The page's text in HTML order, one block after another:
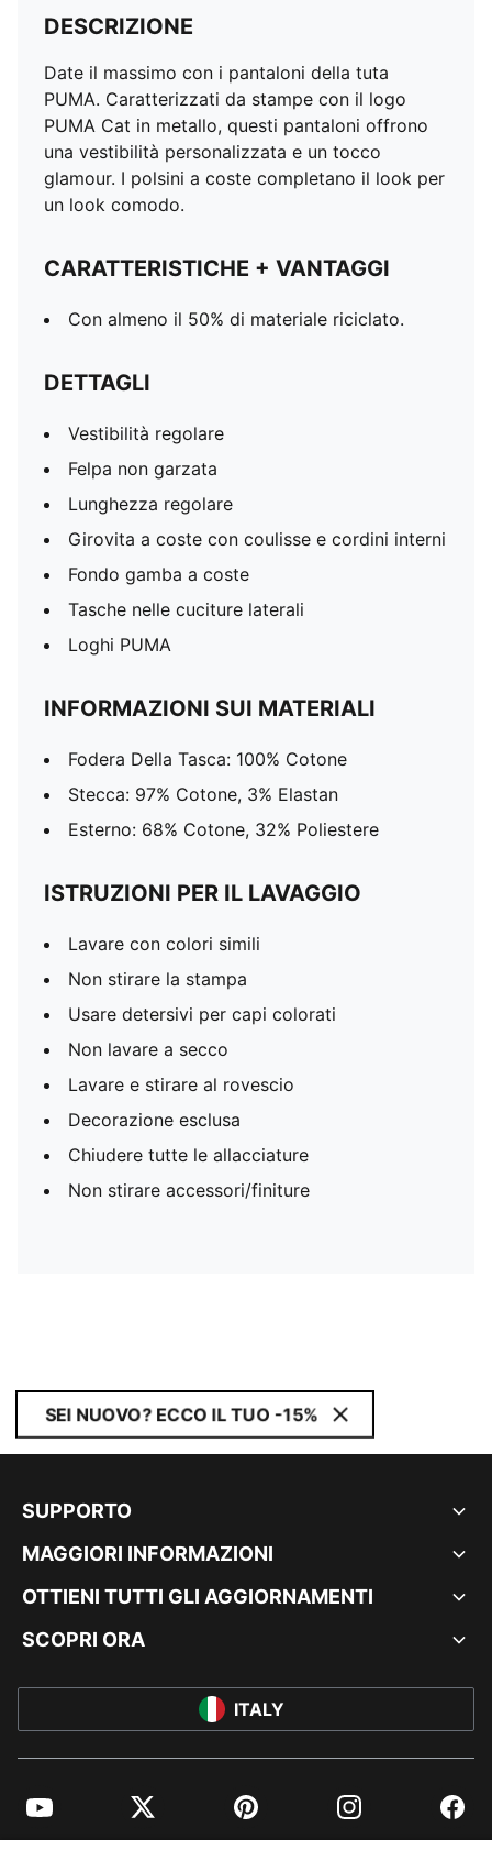
DESCRIZIONE
Date il massimo con i pantaloni della tuta
PUMA. Caratterizzati da stampe con il logo
PUMA Cat in metallo, questi pantaloni offrono
una vestibilità personalizzata e un tocco
glamour. I polsini a coste completano il look per
un look comodo.
CARATTERISTICHE + VANTAGGI
Con almeno il 50% di materiale riciclato.
DETTAGLI
Vestibilità regolare
Felpa non garzata
Lunghezza regolare
Girovita a coste con coulisse e cordini interni
Fondo gamba a coste
Tasche nelle cuciture laterali
Loghi PUMA
INFORMAZIONI SUI MATERIALI
Fodera Della Tasca: 100% Cotone
Stecca: 97% Cotone, 3% Elastan
Esterno: 68% Cotone, 32% Poliestere
ISTRUZIONI PER IL LAVAGGIO
Lavare con colori simili
Non stirare la stampa
Usare detersivi per capi colorati
Non lavare a secco
Lavare e stirare al rovescio
Decorazione esclusa
Chiudere tutte le allacciature
Non stirare accessori/finiture
SEI NUOVO? ECCO IL TUO -15%
SUPPORTO
MAGGIORI INFORMAZIONI
OTTIENI TUTTI GLI AGGIORNAMENTI
SCOPRI ORA
ITALY
YouTube Twitter Pinterest Instagram